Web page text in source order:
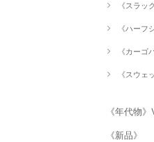
《スラッ
《ハーフ
《カーゴ
《スウェ
《年代物
《新品》